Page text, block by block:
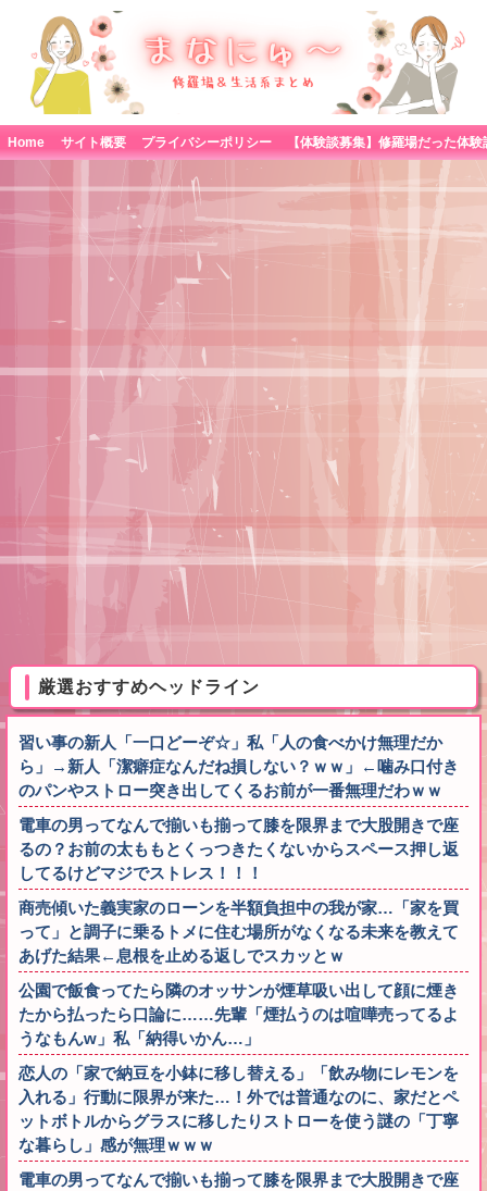
Home サイト概要 プライバシーポリシー
厳選おすすめヘッドライン
習い事の新人「一口どーぞ☆」私「人の食べかけ無理だか
ら」→新人「潔癖症なんだね損しない？ｗｗ」←噛み口付き
のパンやストロー突き出してくるお前が一番無理だわｗｗ
電車の男ってなんで揃いも揃って膝を限界まで大股開きで座
るの？お前の太ももとくっつきたくないからスペース押し返
してるけどマジでストレス！！！
商売傾いた義実家のローンを半額負担中の我が家…「家を買
って」と調子に乗るトメに住む場所がなくなる未来を教えて
あげた結果←息根を止める返しでスカッとｗ
公園で飯食ってたら隣のオッサンが煙草吸い出して顔に煙き
たから払ったら口論に……先輩「煙払うのは喧嘩売ってるよ
うなもんw」私「納得いかん…」
恋人の「家で納豆を小鉢に移し替える」「飲み物にレモンを
入れる」行動に限界が来た…！外では普通なのに、家だとペ
ットボトルからグラスに移したりストローを使う謎の「丁寧
な暮らし」感が無理ｗｗｗ
電車の男ってなんで揃いも揃って膝を限界まで大股開きで座